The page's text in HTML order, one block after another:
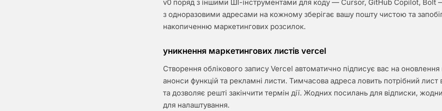
v0 поряд з іншими ШІ-інструментами для коду — Cursor, GitHub Copilot, Bolt
з одноразовими адресами на кожному зберігає вашу пошту чистою та
накопиченню маркетингових розсилок.
уникнення маркетингових листів vercel
Створення облікового запису Vercel автоматично підписує вас на оновлення
анонси функцій та рекламні листи. Тимчасова адреса ловить потрібний лист
та дозволяє решті закінчити термін дії. Жодних посилань для відписки,
для налаштування.